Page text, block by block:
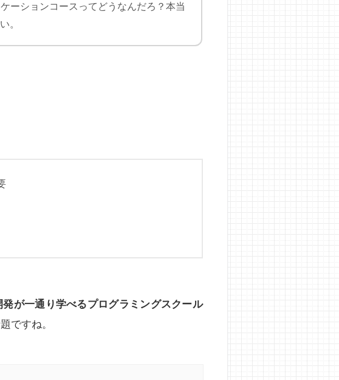
ーションコースってどうなんだろ？本当
。
が一通り学べるプログラミングスクール
ですね。